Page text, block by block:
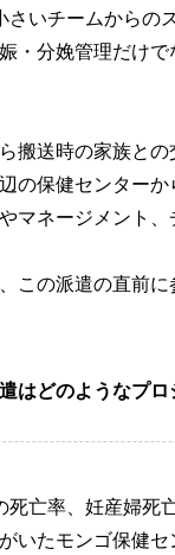
いチームからの
・分娩管理だけ
搬送時の家族と
の保健センター
マネージメント
この派遣の直前
はどのようなプ
死亡率、妊産婦死
いたモンゴ保健